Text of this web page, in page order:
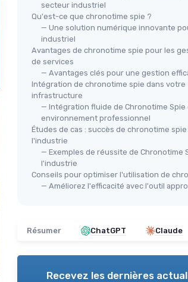
secteur industriel
Qu'est-ce que chronotime spie ?
— Une solution numérique innovante
industriel
Avantages de chronotime spie pour les
de services
— Avantages clés pour une gestion
Intégration de chronotime spie dans votre
infrastructure
— Intégration fluide de Chronotime Spie
environnement professionnel
Études de cas : succès de chronotime spie
l'industrie
— Exemples de réussite de Chronotime
l'industrie
Conseils pour optimiser l'utilisation de
— Améliorez l'efficacité avec l'outil
Résumer ChatGPT Claude
Recevez les dernières